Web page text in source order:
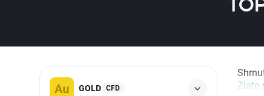
GOLD CFD
Zlato